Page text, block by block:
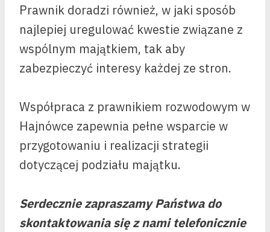
Prawnik doradzi również, w jaki sposób
najlepiej uregulować kwestie związane z
wspólnym majątkiem, tak aby
zabezpieczyć interesy każdej ze stron.
Współpraca z prawnikiem rozwodowym w
Hajnówce zapewnia pełne wsparcie w
przygotowaniu i realizacji strategii
dotyczącej podziału majątku.
Serdecznie zapraszamy Państwa do
skontaktowania się z nami telefonicznie